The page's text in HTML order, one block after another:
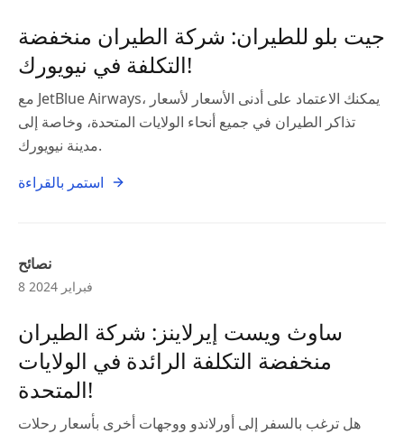
جيت بلو للطيران: شركة الطيران منخفضة
التكلفة في نيويورك!
مع JetBlue Airways، يمكنك الاعتماد على أدنى الأسعار لأسعار
تذاكر الطيران في جميع أنحاء الولايات المتحدة، وخاصة إلى
مدينة نيويورك.
استمر بالقراءة
نصائح
8 فبراير 2024
ساوث ويست إيرلاينز: شركة الطيران
منخفضة التكلفة الرائدة في الولايات
المتحدة!
هل ترغب بالسفر إلى أورلاندو ووجهات أخرى بأسعار رحلات